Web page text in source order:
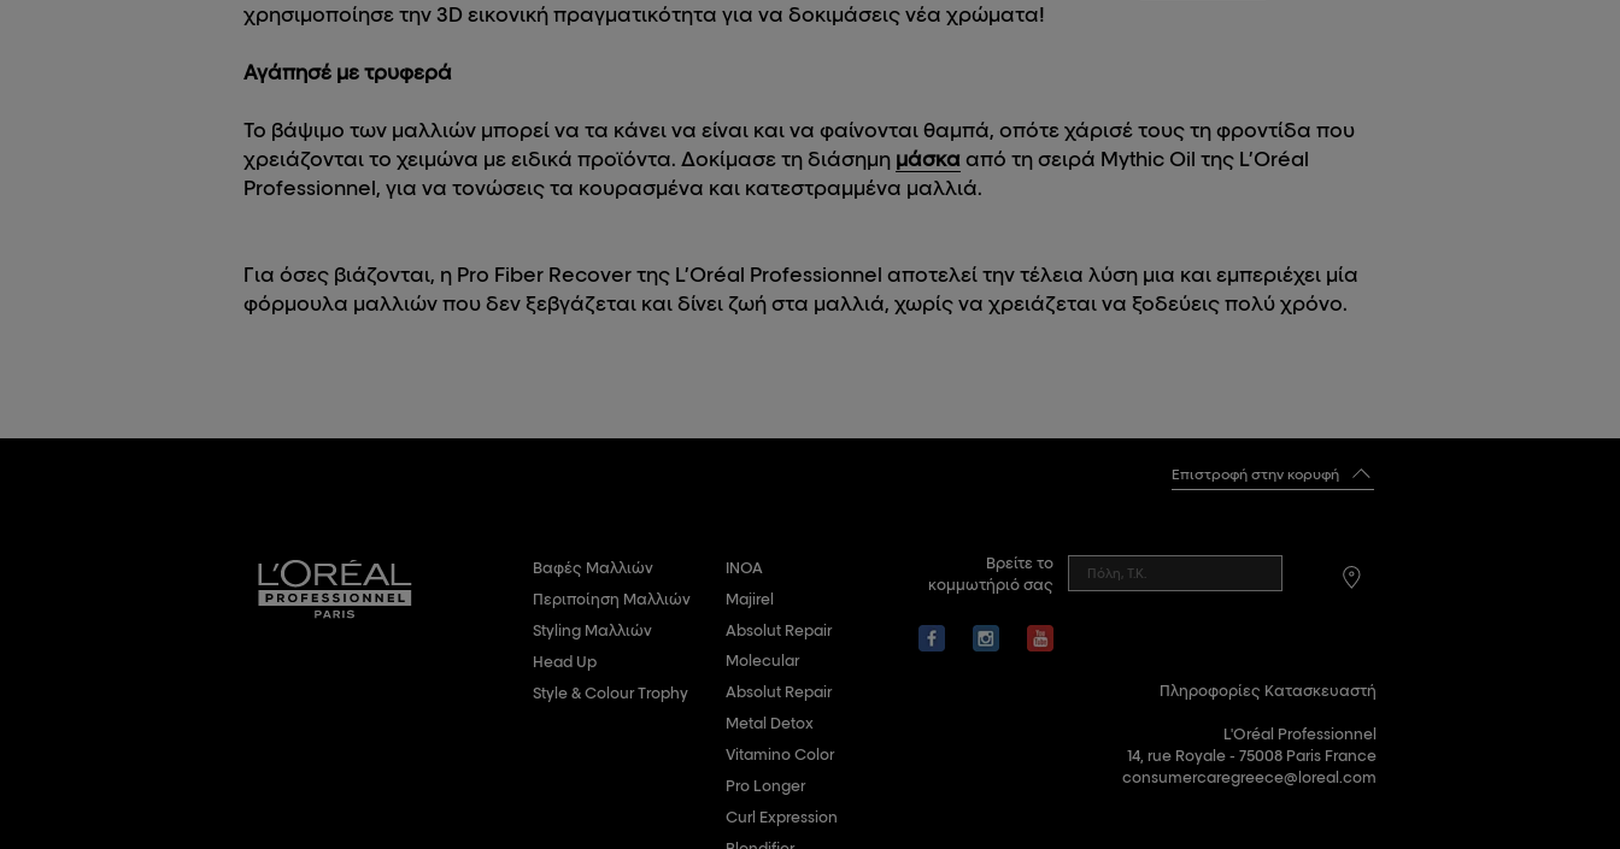
χρησιμοποίησε την 3D εικονική πραγματικότητα για να δοκιμάσεις νέα χρώματα!
Αγάπησέ με τρυφερά
Το βάψιμο των μαλλιών μπορεί να τα κάνει να είναι και να φαίνονται θαμπά, οπότε χάρισέ τους τη φροντίδα που
χρειάζονται το χειμώνα με ειδικά προϊόντα. Δοκίμασε τη διάσημη μάσκα από τη σειρά Mythic Oil της L’Oréal
Professionnel, για να τονώσεις τα κουρασμένα και κατεστραμμένα μαλλιά.
Για όσες βιάζονται, η Pro Fiber Recover της L’Oréal Professionnel αποτελεί την τέλεια λύση μια και εμπεριέχει μία
φόρμουλα μαλλιών που δεν ξεβγάζεται και δίνει ζωή στα μαλλιά, χωρίς να χρειάζεται να ξοδεύεις πολύ χρόνο.
Βαφές Μαλλιών
Περιποίηση Μαλλιών
Styling Μαλλιών
Head Up
Style & Colour Trophy
INOA
Majirel
Absolut Repair
Molecular
Absolut Repair
Metal Detox
Vitamino Color
Pro Longer
Curl Expression
Βρείτε το
κομμωτήριό σας
Πληροφορίες Κατασκευαστή
L'Oréal Professionnel
14, rue Royale - 75008 Paris France
consumercaregreece@loreal.com
Επιστροφή στην κορυφή